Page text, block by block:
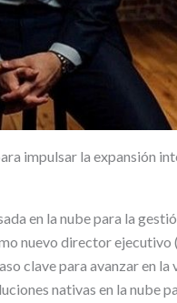
impulsar la expansión
en la nube para la
nuevo director ejecutivo
clave para avanzar en la
nativas en la nube